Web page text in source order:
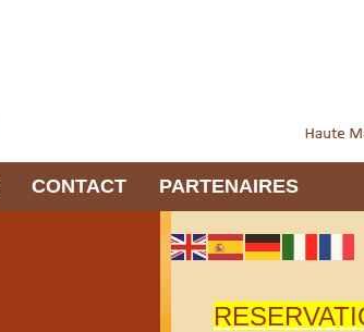
CONTACT PARTENAIRES